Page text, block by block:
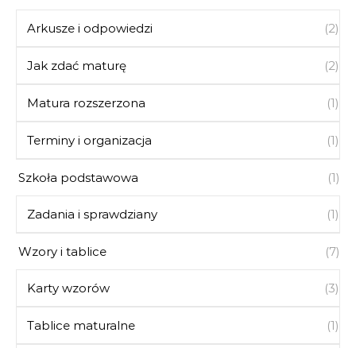
Arkusze i odpowiedzi (2)
Jak zdać maturę (2)
Matura rozszerzona (1)
Terminy i organizacja (1)
Szkoła podstawowa (1)
Zadania i sprawdziany (1)
Wzory i tablice (7)
Karty wzorów (3)
Tablice maturalne (1)